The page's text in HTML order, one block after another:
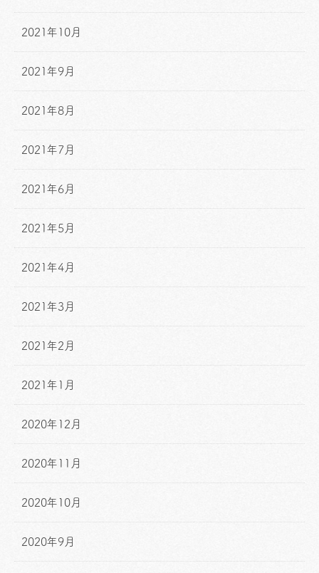
2021年10月
2021年9月
2021年8月
2021年7月
2021年6月
2021年5月
2021年4月
2021年3月
2021年2月
2021年1月
2020年12月
2020年11月
2020年10月
2020年9月